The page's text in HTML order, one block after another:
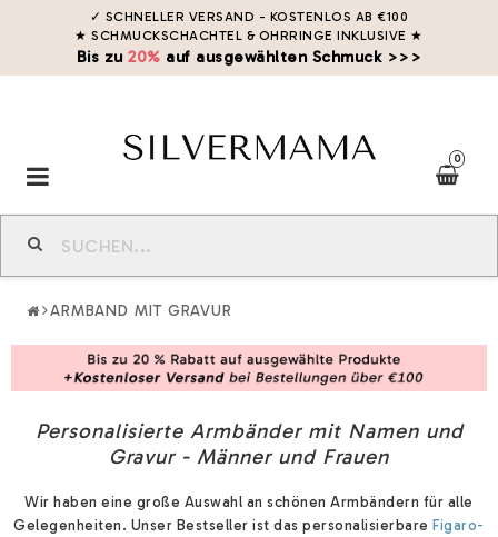
✓ SCHNELLER VERSAND - KOSTENLOS AB €100
★ SCHMUCKSCHACHTEL & OHRRINGE INKLUSIVE ★
Bis zu20% auf ausgewählten Schmuck >>>
0
Toggle
navigation
ARMBAND MIT GRAVUR
Personalisierte Armbänder mit Namen und
Gravur - Männer und Frauen
Wir haben eine große Auswahl an schönen Armbändern für alle
Gelegenheiten. Unser Bestseller ist das personalisierbareFigaro-